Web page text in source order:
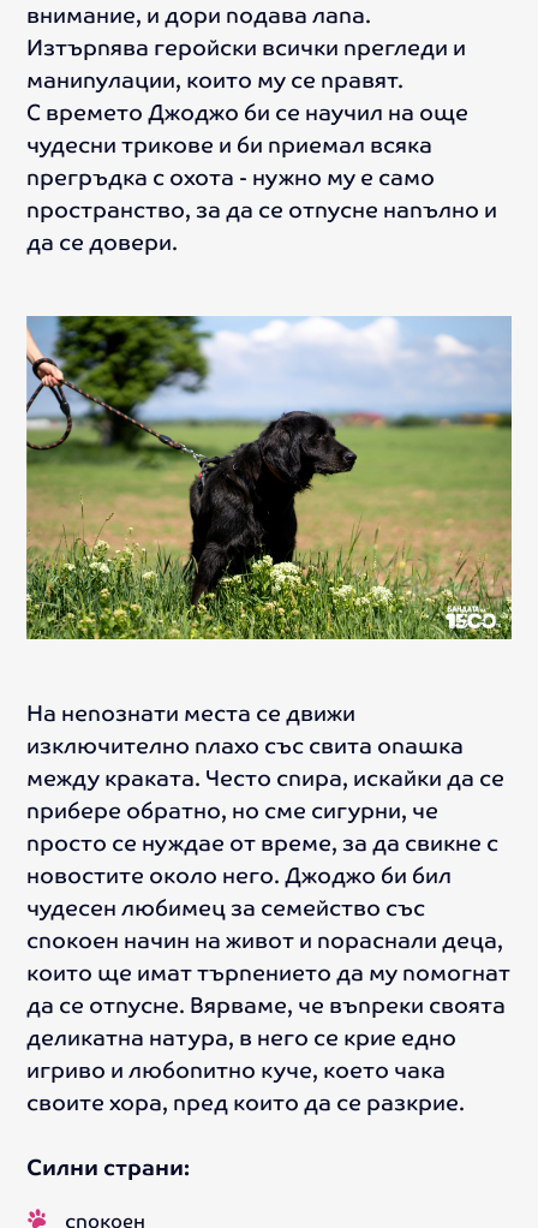
внимание, и дори подава лапа.
Изтърпява геройски всички прегледи и
манипулации, които му се правят.
С времето Джоджо би се научил на още
чудесни трикове и би приемал всяка
прегръдка с охота - нужно му е само
пространство, за да се отпусне напълно и
да се довери.
На непознати места се движи
изключително плахо със свита опашка
между краката. Често спира, искайки да се
прибере обратно, но сме сигурни, че
просто се нуждае от време, за да свикне с
новостите около него. Джоджо би бил
чудесен любимец за семейство със
спокоен начин на живот и пораснали деца,
които ще имат търпението да му помогнат
да се отпусне. Вярваме, че въпреки своята
деликатна натура, в него се крие едно
игриво и любопитно куче, което чака
своите хора, пред които да се разкрие.
Силни страни:
спокоен